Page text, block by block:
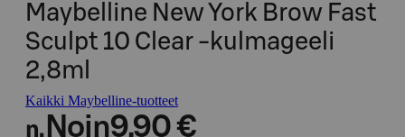
Maybelline New York Brow Fast
Sculpt 10 Clear -kulmageeli
2,8ml
Kaikki Maybelline-tuotteet
n. Noin9,90 €